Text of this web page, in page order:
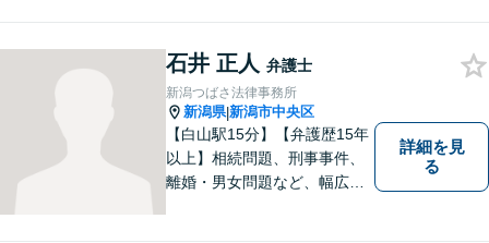
ず、わかりやすくご説明しま
す。お気軽にご相談ください
【子連れ相談可】
石井 正人 弁護士
新潟つばさ法律事務所
新潟県|新潟市中央区
【白山駅15分】【弁護歴15年
以上】相続問題、刑事事件、
離婚・男女問題など、幅広い
詳細を見
る